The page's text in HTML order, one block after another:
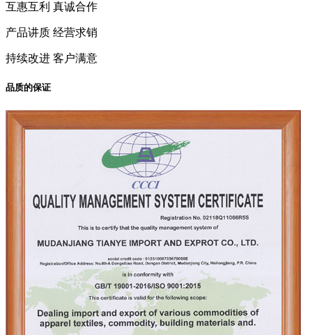
互惠互利 真诚合作
产品讲质 经营求销
持续改进 客户满意
品质的保证